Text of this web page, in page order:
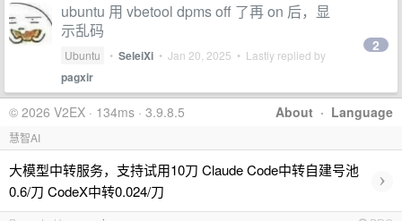
ubuntu 用 vbetool dpms off 了再 on 后，显
示乱码
Ubuntu • SeleiXi • Jan 20, 2025 • Lastly replied by
pagxir
2
About · Language
© 2026 V2EX · 134ms · 3.9.8.5
慧智AI
大模型中转服务，支持试用10刀 Claude Code中转自建号池
0.6/刀 CodeX中转0.024/刀
›